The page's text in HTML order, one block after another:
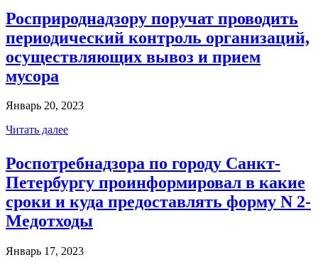
Росприроднадзору поручат проводить
периодический контроль организаций,
осуществляющих вывоз и прием
мусора
Январь 20, 2023
Читать далее
Роспотребнадзора по городу Санкт-
Петербургу проинформировал в какие
сроки и куда предоставлять форму N 2-
Медотходы
Январь 17, 2023